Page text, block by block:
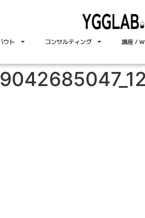
ウト コンサルティング 講座 /